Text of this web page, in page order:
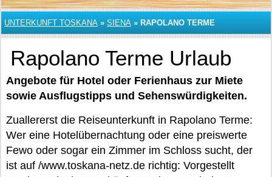
UNTERKUNFT TOSKANA » SIENA » RAPOLANO TERME
Rapolano Terme Urlaub
Angebote für Hotel oder Ferienhaus zur Miete
sowie Ausflugstipps und Sehenswürdigkeiten.
Zuallererst die Reiseunterkunft in Rapolano Terme:
Wer eine Hotelübernachtung oder eine preiswerte
Fewo oder sogar ein Zimmer im Schloss sucht, der
ist auf /www.toskana-netz.de richtig: Vorgestellt